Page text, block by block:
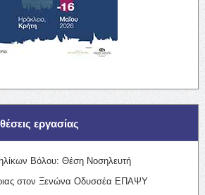
εργασίας
Βόλου: Θέση Νοσηλευτή
στον Ξενώνα Οδυσσέα ΕΠΑΨΥ